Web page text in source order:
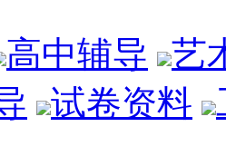
高中辅导
艺
试卷资料